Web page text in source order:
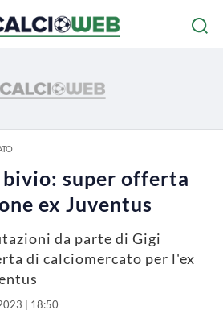
super offerta
ex Juventus
da parte di Gigi
di calciomercato per l'ex
| 18:50